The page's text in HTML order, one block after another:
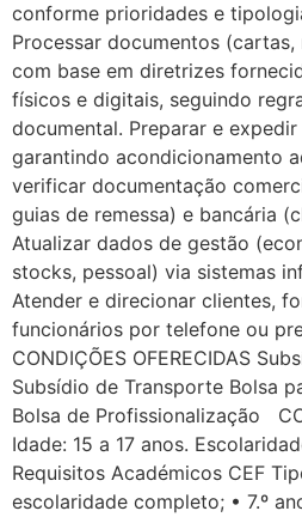
conforme prioridades e
Processar documentos
com base em diretrizes
físicos e digitais, seguindo
documental. Preparar e
garantindo acondicionamento
verificar documentação
guias de remessa) e bancária
Atualizar dados de gestão
stocks, pessoal) via sistemas
Atender e direcionar clientes,
funcionários por telefone ou
CONDIÇÕES OFERECIDAS
Subsídio de Transporte Bolsa
Bolsa de Profissionalização
Idade: 15 a 17 anos.
Requisitos Académicos CEF
escolaridade completo; • 7.º